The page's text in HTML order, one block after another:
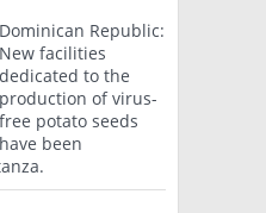
Dominican Republic:
New facilities
dedicated to the
production of virus-
free potato seeds
have been